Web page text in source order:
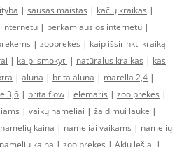
| sausas maistas | kačių kraikas |
internetu | perkamiausios internetu |
| zooprekės | kaip išsirinkti kraiką
| kaip ismokyti | natūralus kraikas | kas
| aluna | brita aluna | marella 2,4 |
3,6 | brita flow | elemaris | zoo prekes |
| vaikų nameliai | žaidimui lauke |
namelių kaina | nameliai vaikams | namelių
namelių kaina | zoo prekes | Akių lęšiai |